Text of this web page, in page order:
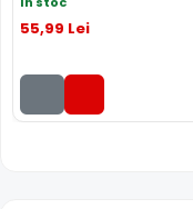
55,99 Lei